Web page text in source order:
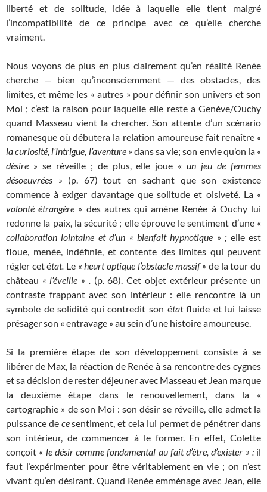
liberté et de solitude, idée à laquelle elle tient malgré
l’incompatibilité de ce principe avec ce qu’elle cherche
vraiment.
Nous voyons de plus en plus clairement qu’en réalité Renée
cherche — bien qu’inconsciemment — des obstacles, des
limites, et même les « autres » pour définir son univers et son
Moi ; c’est la raison pour laquelle elle reste a Genève/Ouchy
quand Masseau vient la chercher. Son attente d’un scénario
romanesque où débutera la relation amoureuse fait renaître «
la curiosité, l’intrigue, l’aventure » dans sa vie; son envie qu’on la «
désire » se réveille ; de plus, elle joue «un jeu de femmes
désoeuvrées » (p. 67) tout en sachant que son existence
commence à exiger davantage que solitude et oisiveté. La «
volonté étrangère » des autres qui amène Renée à Ouchy lui
redonne la paix, la sécurité ; elle éprouve le sentiment d’une «
collaboration lointaine et d’un « bienfait hypnotique » ; elle est
floue, menée, indéfinie, et contente des limites qui peuvent
régler cet état. Le « heurt optique l’obstacle massif » de la tour du
château « l’éveille » . (p. 68). Cet objet extérieur présente un
contraste frappant avec son intérieur : elle rencontre là un
symbole de solidité qui contredit son étatfluide et lui laisse
présager son « entravage » au sein d’une histoire amoureuse.
Si la première étape de son développement consiste à se
libérer de Max, la réaction de Renée à sa rencontre des cygnes
et sa décision de rester déjeuner avec Masseau et Jean marque
la deuxième étape dans le renouvellement, dans la «
cartographie » de son Moi : son désir se réveille, elle admet la
puissance de cesentiment, et cela lui permet de pénétrer dans
son intérieur, de commencer à le former. En effet, Colette
conçoit « le désir comme fondamental au fait d’être,d’exister » : il
faut l’expérimenter pour être véritablement en vie ; on n’est
vivant qu’en désirant. Quand Renée emménage avec Jean, elle